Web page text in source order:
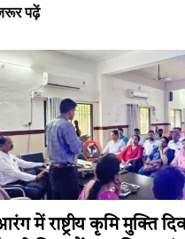
पढ़ें
में राष्ट्रीय कृमि मुक्ति